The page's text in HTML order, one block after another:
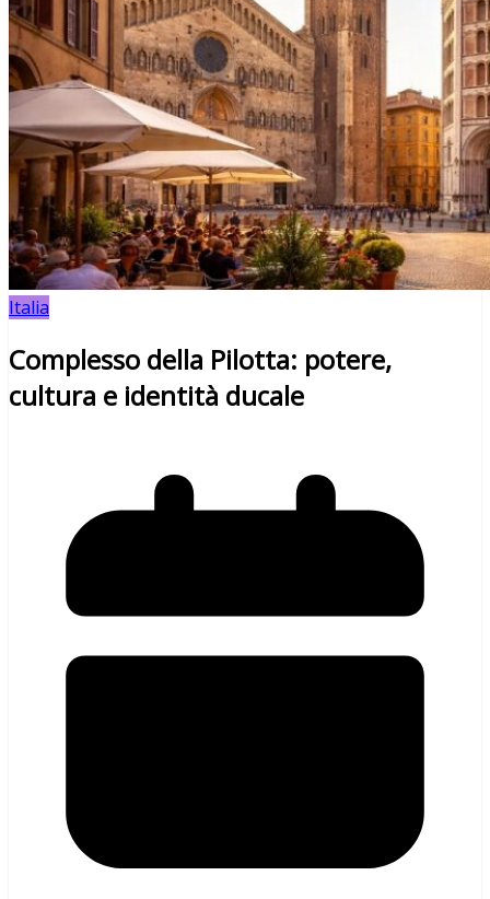
Italia
Complesso della Pilotta: potere,
cultura e identità ducale